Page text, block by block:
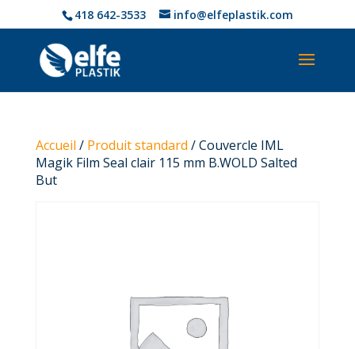
418 642-3533 info@elfeplastik.com
Accueil / Produit standard / Couvercle IML
Magik Film Seal clair 115 mm B.WOLD Salted
But